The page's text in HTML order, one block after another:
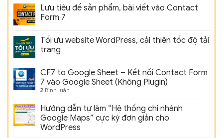
Lưu tiêu đề sản phẩm, bài viết vào Contact
Form 7
Tối ưu website WordPress, cải thiện tốc độ tải
trang
CF7 to Google Sheet – Kết nối Contact Form
7 vào Google Sheet (Không Plugin)
2 Bình luận
Hướng dẫn tự làm “Hệ thống chi nhánh
Google Maps” cực kỳ đơn giản cho
WordPress